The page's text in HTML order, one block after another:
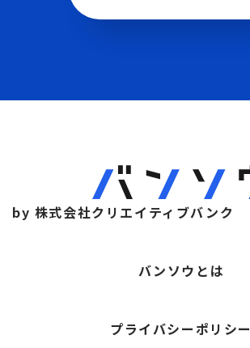
by 株式会社クリエイティブバンク
バンソウとは
プライバシーポリシー